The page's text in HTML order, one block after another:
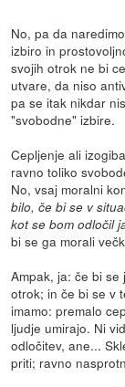
No, pa da
izbiro in
svojih otrok ne bi
utvare, da niso
pa se itak nikdar
"svobodne" izbire.
Cepljenje ali
ravno toliko
No, vsaj moralni
bilo, če bi se v
kot se bom odločil
bi se ga morali
Ampak, ja: če bi
otrok; in če bi se v
imamo: premalo
ljudje umirajo. Ni
odločitev, ane...
priti; ravno